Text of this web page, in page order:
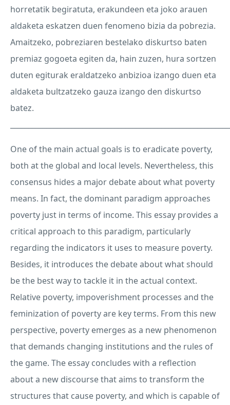
horretatik begiratuta, erakundeen eta joko arauen
aldaketa eskatzen duen fenomeno bizia da pobrezia.
Amaitzeko, pobreziaren bestelako diskurtso baten
premiaz gogoeta egiten da, hain zuzen, hura sortzen
duten egiturak eraldatzeko anbizioa izango duen eta
aldaketa bultzatzeko gauza izango den diskurtso
batez.
One of the main actual goals is to eradicate poverty,
both at the global and local levels. Nevertheless, this
consensus hides a major debate about what poverty
means. In fact, the dominant paradigm approaches
poverty just in terms of income. This essay provides a
critical approach to this paradigm, particularly
regarding the indicators it uses to measure poverty.
Besides, it introduces the debate about what should
be the best way to tackle it in the actual context.
Relative poverty, impoverishment processes and the
feminization of poverty are key terms. From this new
perspective, poverty emerges as a new phenomenon
that demands changing institutions and the rules of
the game. The essay concludes with a reflection
about a new discourse that aims to transform the
structures that cause poverty, and which is capable of